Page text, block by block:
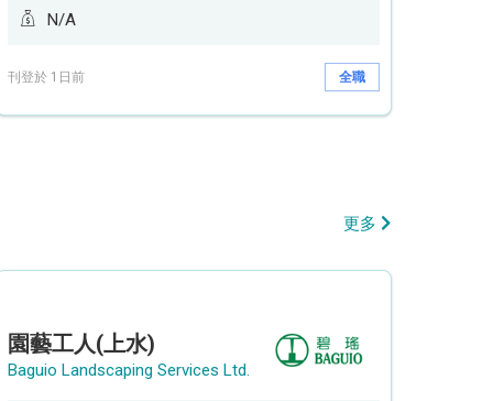
N/A
刊登於 1日前 全職
更多
園藝工人(上水)
Baguio Landscaping Services Ltd.